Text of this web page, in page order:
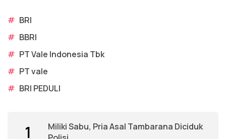
# BRI
# BBRI
# PT Vale Indonesia Tbk
# PT vale
# BRI PEDULI
1
Miliki Sabu, Pria Asal Tambarana Diciduk